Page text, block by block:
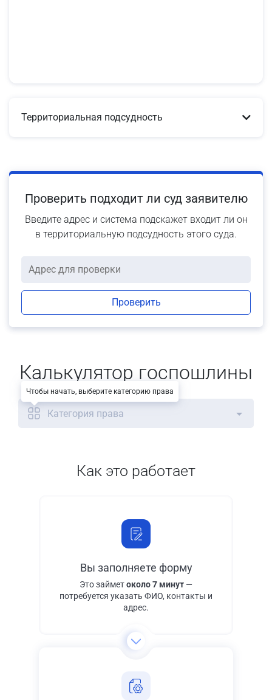
Территориальная подсудность
Проверить подходит ли суд заявителю
Введите адрес и система подскажет входит ли он
в территориальную подсудность этого суда.
Проверить
Калькулятор госпошлины
Категория права
Как это работает
Вы заполняете форму
Это займетоколо 7 минут —
потребуется указать ФИО, контакты и
адрес.
Чтобы начать, выберите категорию права